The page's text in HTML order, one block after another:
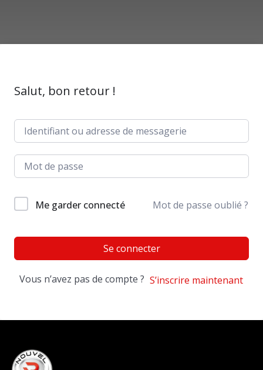
Salut, bon retour !
Me garder connecté Mot de passe oublié ?
Se connecter
Vous n’avez pas de compte ? S’inscrire maintenant